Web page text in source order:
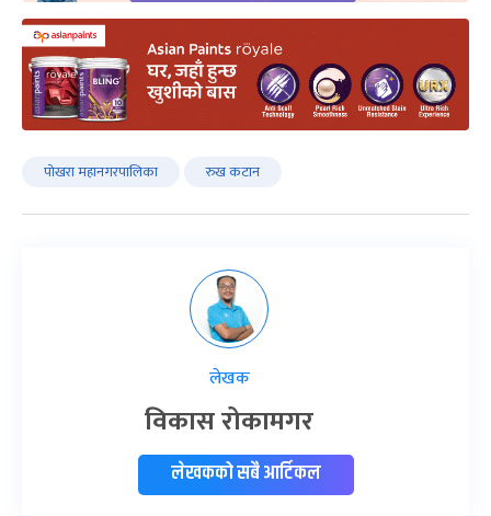
पोखरा महानगरपालिका रुख कटान
लेखक
विकास रोकामगर
लेखकको सबै आर्टिकल